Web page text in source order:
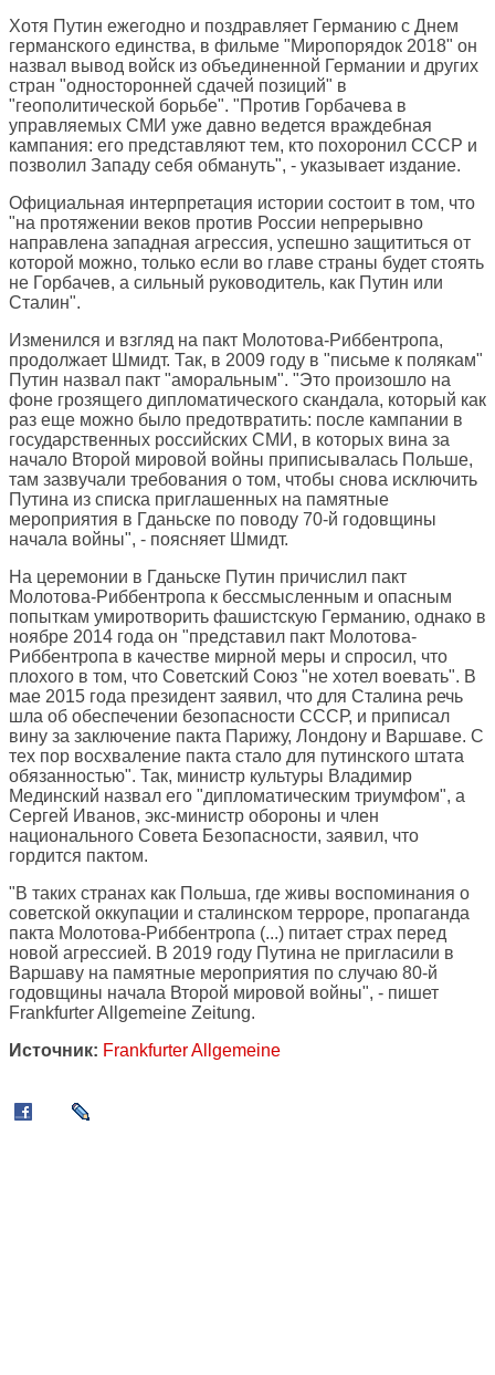
Хотя Путин ежегодно и поздравляет Германию с Днем
германского единства, в фильме "Миропорядок 2018" он
назвал вывод войск из объединенной Германии и других
стран "односторонней сдачей позиций" в
"геополитической борьбе". "Против Горбачева в
управляемых СМИ уже давно ведется враждебная
кампания: его представляют тем, кто похоронил СССР и
позволил Западу себя обмануть", - указывает издание.
Официальная интерпретация истории состоит в том, что
"на протяжении веков против России непрерывно
направлена западная агрессия, успешно защититься от
которой можно, только если во главе страны будет стоять
не Горбачев, а сильный руководитель, как Путин или
Сталин".
Изменился и взгляд на пакт Молотова-Риббентропа,
продолжает Шмидт. Так, в 2009 году в "письме к полякам"
Путин назвал пакт "аморальным". "Это произошло на
фоне грозящего дипломатического скандала, который как
раз еще можно было предотвратить: после кампании в
государственных российских СМИ, в которых вина за
начало Второй мировой войны приписывалась Польше,
там зазвучали требования о том, чтобы снова исключить
Путина из списка приглашенных на памятные
мероприятия в Гданьске по поводу 70-й годовщины
начала войны", - поясняет Шмидт.
На церемонии в Гданьске Путин причислил пакт
Молотова-Риббентропа к бессмысленным и опасным
попыткам умиротворить фашистскую Германию, однако в
ноябре 2014 года он "представил пакт Молотова-
Риббентропа в качестве мирной меры и спросил, что
плохого в том, что Советский Союз "не хотел воевать". В
мае 2015 года президент заявил, что для Сталина речь
шла об обеспечении безопасности СССР, и приписал
вину за заключение пакта Парижу, Лондону и Варшаве. С
тех пор восхваление пакта стало для путинского штата
обязанностью". Так, министр культуры Владимир
Мединский назвал его "дипломатическим триумфом", а
Сергей Иванов, экс-министр обороны и член
национального Совета Безопасности, заявил, что
гордится пактом.
"В таких странах как Польша, где живы воспоминания о
советской оккупации и сталинском терроре, пропаганда
пакта Молотова-Риббентропа (...) питает страх перед
новой агрессией. В 2019 году Путина не пригласили в
Варшаву на памятные мероприятия по случаю 80-й
годовщины начала Второй мировой войны", - пишет
Frankfurter Allgemeine Zeitung.
Источник: Frankfurter Allgemeine